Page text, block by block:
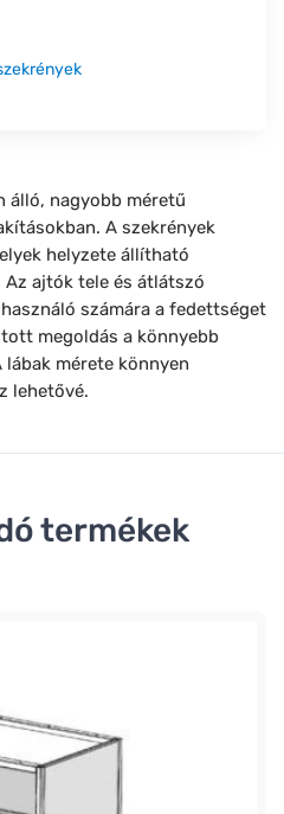
álló, nagyobb méretű
A szekrények
helyzete állítható
ajtók tele és átlátszó
számára a fedettséget
megoldás a könnyebb
mérete könnyen
lehetővé.
termékek